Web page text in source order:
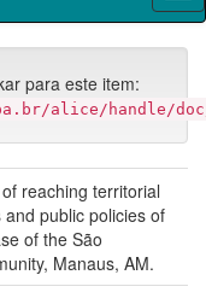
para este item:
alice/handle/doc/
reaching territorial
public policies of
of the São
Manaus, AM.